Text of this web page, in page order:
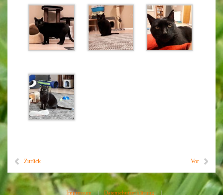
Zurück Vor
Impressum | Datenschutzerklärung |